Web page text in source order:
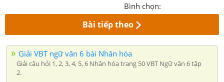
Bình chọn:
Bài tiếp theo
Giải VBT ngữ văn 6 bài Nhân hóa
Giải câu hỏi 1, 2, 3, 4, 5, 6 Nhân hóa trang 50 VBT Ngữ văn 6 tập
2.